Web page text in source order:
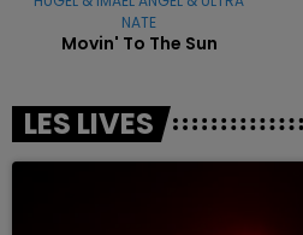
NATE
Movin' To The Sun
LES LIVES